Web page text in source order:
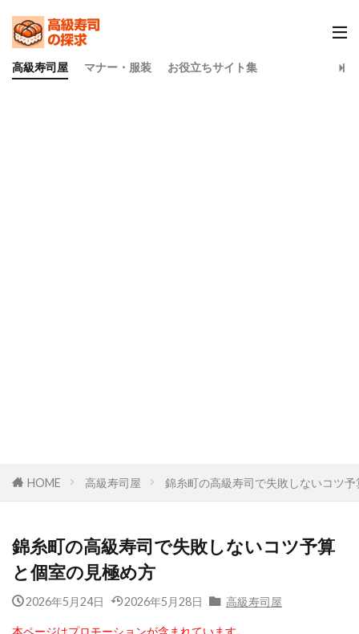
高級寿司屋 マナー・服装 お役立ちサイト集
HOME 高級寿司屋 錦糸町の高級寿司で失敗しないコツ
錦糸町の高級寿司で失敗しないコツ予算
と個室の見極め方
2026年5月24日 2026年5月28日 高級寿司屋
本ページはプロモーションが含まれています。